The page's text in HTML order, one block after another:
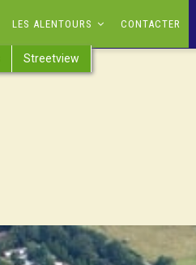
LES ALENTOURS CONTACTER
Streetview